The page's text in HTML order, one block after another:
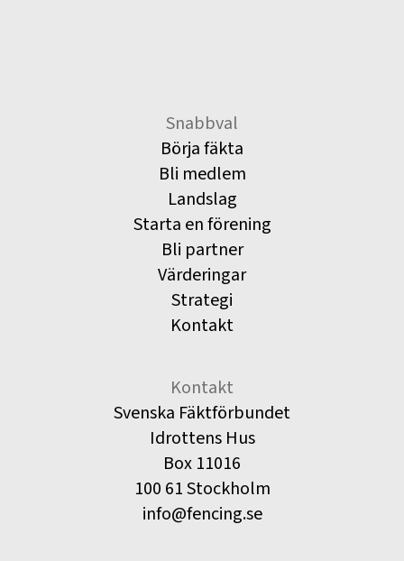
Snabbval
Börja fäkta
Bli medlem
Landslag
Starta en förening
Bli partner
Värderingar
Strategi
Kontakt
Kontakt
Svenska Fäktförbundet
Idrottens Hus
Box 11016
100 61 Stockholm
info@fencing.se